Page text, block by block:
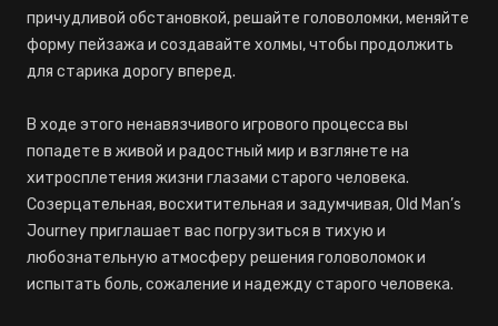
причудливой обстановкой, решайте головоломки, меняйте
форму пейзажа и создавайте холмы, чтобы продолжить
для старика дорогу вперед.
В ходе этого ненавязчивого игрового процесса вы
попадете в живой и радостный мир и взглянете на
хитросплетения жизни глазами старого человека.
Созерцательная, восхитительная и задумчивая, Old Man’s
Journey приглашает вас погрузиться в тихую и
любознательную атмосферу решения головоломок и
испытать боль, сожаление и надежду старого человека.